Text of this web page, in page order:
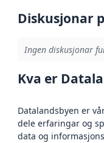
Diskusjonar
Ingen diskusjonar
Kva er
Datalandsbyen er
dele erfaringar og
data og